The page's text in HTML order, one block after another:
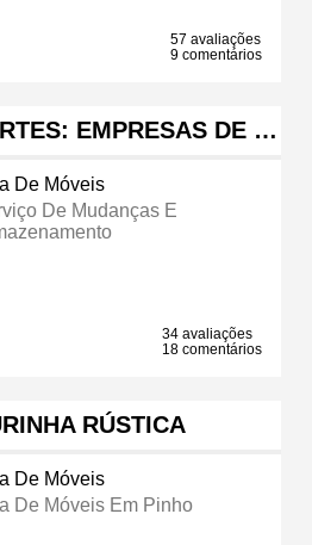
57 avaliações
9 comentários
EMPRESAS DE …
De Móveis
De Mudanças E
34 avaliações
18 comentários
RÚSTICA
De Móveis
De Móveis Em Pinho